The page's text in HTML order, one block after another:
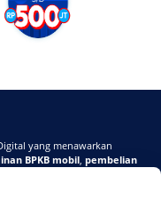
yang menawarkan
BPKB mobil pembelian